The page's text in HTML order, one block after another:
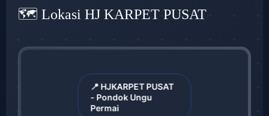
🗺️ Lokasi HJ KARPET PUSAT
📍 HJKARPET PUSAT
- Pondok Ungu
Permai